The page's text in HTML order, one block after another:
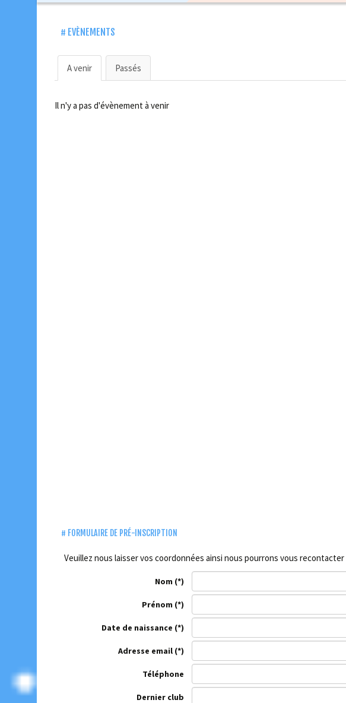
EVÈNEMENTS
A venir Passés
Il n'y a pas d'évènement à venir
FORMULAIRE DE PRÉ-INSCRIPTION
Veuillez nous laisser vos coordonnées ainsi nous pourrons vous recontacter
Nom
Prénom
Date de naissance
Adresse email
Téléphone
Dernier club